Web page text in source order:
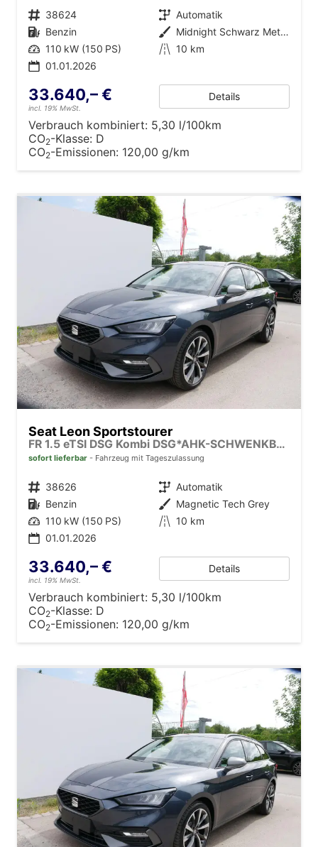
Fahrzeugnr. 38624 Getriebe Automatik
Kraftstoff Benzin Außenfarbe
Midnight Schwarz Metallic
Leistung 110 kW (150 PS) Kilometerstand 10 km
01.01.2026
33.640,– €
incl. 19% MwSt.
Details
Verbrauch kombiniert: 5,30 l/100km
CO2-Klasse: D
CO2-Emissionen: 120,00 g/km
Seat Leon Sportstourer
FR 1.5 eTSI DSG Kombi DSG*AHK-SCHWENKBAR*NAVI*ACC*KAMERA*3-ZONE KILMAAUTOMATIK
sofort lieferbar Fahrzeug mit Tageszulassung
Fahrzeugnr. 38626 Getriebe Automatik
Kraftstoff Benzin Außenfarbe Magnetic Tech Grey
Leistung 110 kW (150 PS) Kilometerstand 10 km
01.01.2026
33.640,– €
incl. 19% MwSt.
Details
Verbrauch kombiniert: 5,30 l/100km
CO2-Klasse: D
CO2-Emissionen: 120,00 g/km